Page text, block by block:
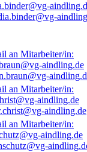
aindling.de